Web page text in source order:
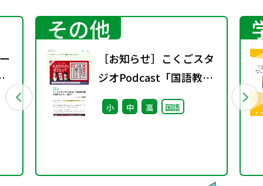
その他
［お知らせ］こくごスタ
ジオPodcast「国語教科
書を聴きなおす」配信中
小 中 高 国語